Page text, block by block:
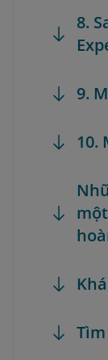
8.
9.
10.